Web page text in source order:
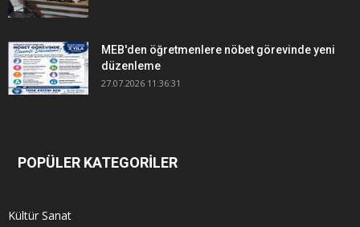
MEB'den öğretmenlere nöbet görevinde yeni
düzenleme
27.07.2026 11:36:31
POPÜLER KATEGORİLER
Kültür Sanat